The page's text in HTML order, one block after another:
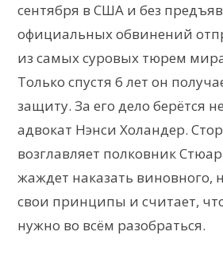
сентября в США и без
официальных обвинений
из самых суровых тюрем
Только спустя 6 лет он
защиту. За его дело берётся
адвокат Нэнси Холандер.
возглавляет полковник
жаждет наказать виновного,
свои принципы и считает,
нужно во всём разобраться.